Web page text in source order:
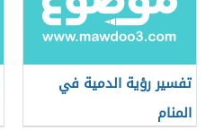
تفسير رؤية الدمية في
المنام